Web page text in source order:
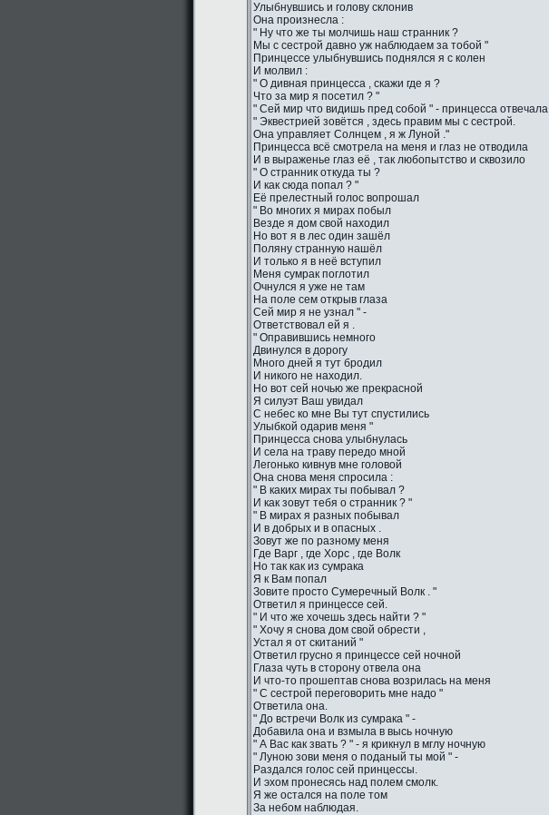
Улыбнувшись и голову склонив
Она произнесла :
" Ну что же ты молчишь наш странник ?
Мы с сестрой давно уж наблюдаем за тобой "
Принцессе улыбнувшись поднялся я с колен
И молвил :
" О дивная принцесса , скажи где я ?
Что за мир я посетил ? "
" Сей мир что видишь пред собой " - принцесса отвечала
" Эквестрией зовётся , здесь правим мы с сестрой.
Она управляет Солнцем , я ж Луной ."
Принцесса всё смотрела на меня и глаз не отводила
И в выраженье глаз её , так любопытство и сквозило
" О странник откуда ты ?
И как сюда попал ? "
Её прелестный голос вопрошал
" Во многих я мирах побыл
Везде я дом свой находил
Но вот я в лес один зашёл
Поляну странную нашёл
И только я в неё вступил
Меня сумрак поглотил
Очнулся я уже не там
На поле сем открыв глаза
Сей мир я не узнал " -
Ответствовал ей я .
" Оправившись немного
Двинулся в дорогу
Много дней я тут бродил
И никого не находил.
Но вот сей ночью же прекрасной
Я силуэт Ваш увидал
С небес ко мне Вы тут спустились
Улыбкой одарив меня "
Принцесса снова улыбнулась
И села на траву передо мной
Легонько кивнув мне головой
Она снова меня спросила :
" В каких мирах ты побывал ?
И как зовут тебя о странник ? "
" В мирах я разных побывал
И в добрых и в опасных .
Зовут же по разному меня
Где Варг , где Хорс , где Волк
Но так как из сумрака
Я к Вам попал
Зовите просто Сумеречный Волк . "
Ответил я принцессе сей.
" И что же хочешь здесь найти ? "
" Хочу я снова дом свой обрести ,
Устал я от скитаний "
Ответил грусно я принцессе сей ночной
Глаза чуть в сторону отвела она
И что-то прошептав снова возрилась на меня
" С сестрой переговорить мне надо "
Ответила она.
" До встречи Волк из сумрака " -
Добавила она и взмыла в высь ночную
" А Вас как звать ? " - я крикнул в мглу ночную
" Луною зови меня о поданый ты мой " -
Раздался голос сей принцессы.
И эхом пронесясь над полем смолк.
Я же остался на поле том
За небом наблюдая.